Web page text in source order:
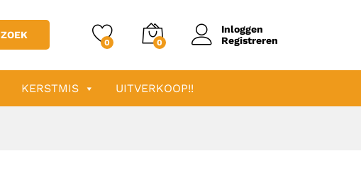
ZOEK
0 0
Inloggen
Registreren
KERSTMIS UITVERKOOP!!